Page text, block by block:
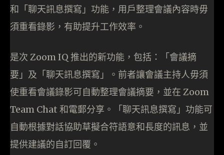
和「聊天訊息撰寫」功能，用戶整理會議內容時毋
須重看錄影，有助提升工作效率。
是次 Zoom IQ 推出的新功能，包括：「會議摘
要」及「聊天訊息撰寫」。前者讓會議主持人毋須
使重看會議錄影可自動整理會議摘要，並在 Zoom
Team Chat 和電郵分享。「聊天訊息撰寫」功能可
自動根據對話協助草擬合符語意和長度的訊息，並
提供建議的自訂回覆。